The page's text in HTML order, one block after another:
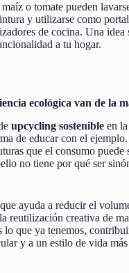
o tomate pueden
y utilizarse como
de cocina. Una idea
a tu hogar.
ecológica van de la
upcycling sostenible en
de educar con el
que el consumo puede
no tiene por qué ser
ayuda a reducir el
reutilización creativa de
lo que ya tenemos,
y a un estilo de vida